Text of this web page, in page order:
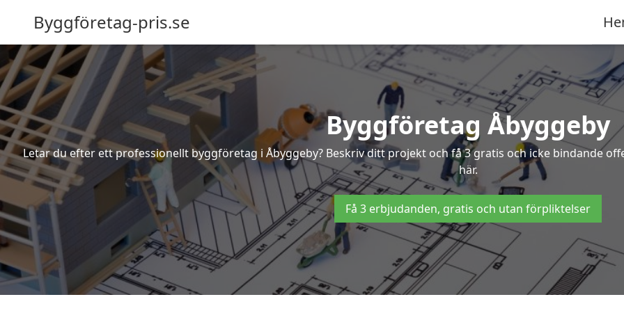
Byggföretag-pris.se
Byggföretag Åbyggeby
Letar du efter ett professionellt byggföretag i Åbyggeby? Beskriv ditt projekt och få 3 gratis och icke bindande
här.
Få 3 erbjudanden, gratis och utan förpliktelser